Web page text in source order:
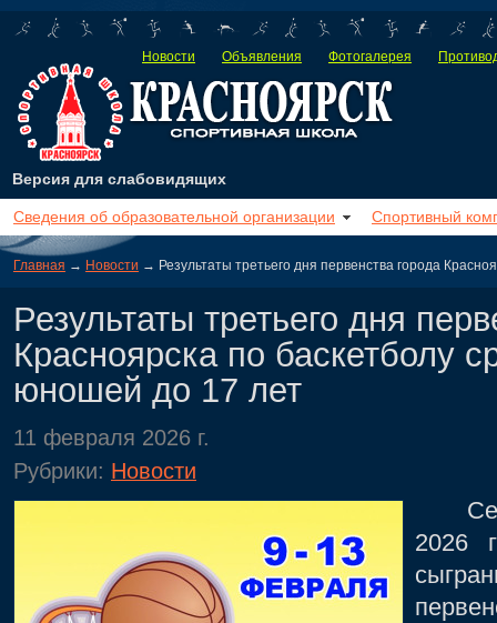
Новости Объявления Фотогалерея
Версия для слабовидящих
Сведения об образовательной организации Спортивный
Главная → Новости → Результаты третьего дня первенства города
Результаты третьего дня
Красноярска по баскетболу
юношей до 17 лет
11 февраля 2026 г.
Рубрики: Новости
2026